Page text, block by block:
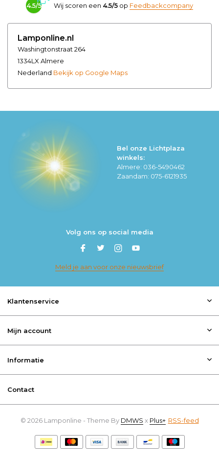
4.5/5 Wij scoren een 4.5/5 op Feedbackcompany
Lamponline.nl
Washingtonstraat 264
1334LX Almere
Nederland Bekijk op Google Maps
Bel onze Lichtplaza
winkels:
Almere: 036-5490462
Zaandam: 075-6121935
Volg ons op social media
Meld je aan voor onze nieuwsbrief
Klantenservice
Mijn account
Informatie
Contact
© 2026 Lamponline - Theme By DMWS x Plus+ RSS-feed